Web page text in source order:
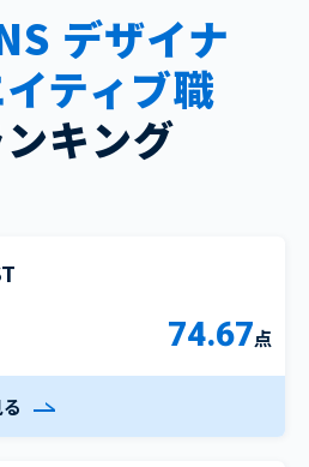
デザイナ
ティブ職
キング
74.67点